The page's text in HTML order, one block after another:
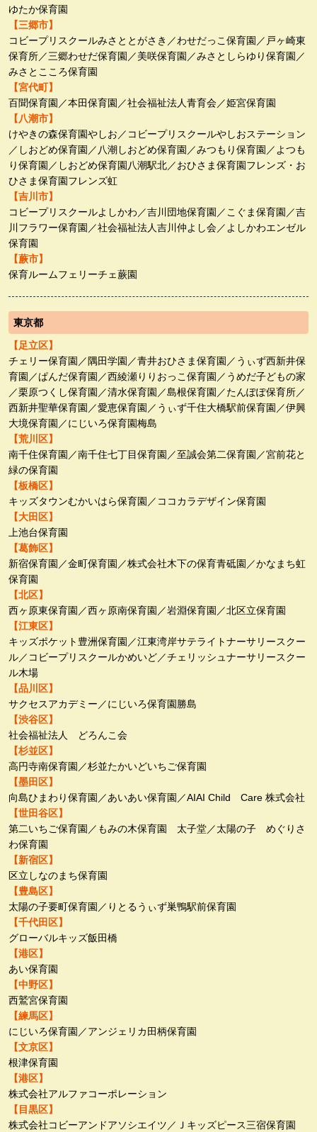
ゆたか保育園
【三郷市】
コビープリスクールみさととがさき／わせだっこ保育園／戸ヶ崎東
保育所／三郷わせだ保育園／美咲保育園／みさとしらゆり保育園／
みさとこころ保育園
【宮代町】
百聞保育園／本田保育園／社会福祉法人青育会／姫宮保育園
【八潮市】
けやきの森保育園やしお／コビープリスクールやしおステーション
／しおどめ保育園／八潮しおどめ保育園／みつもり保育園／よつも
り保育園／しおどめ保育園八潮駅北／おひさま保育園フレンズ・お
ひさま保育園フレンズ虹
【吉川市】
コビープリスクールよしかわ／吉川団地保育園／こぐま保育園／吉
川フラワー保育園／社会福祉法人吉川仲よし会／よしかわエンゼル
保育園
【蕨市】
保育ルームフェリーチェ蕨園
東京都
【足立区】
チェリー保育園／隅田学園／青井おひさま保育園／うぃず西新井保
育園／ぱんだ保育園／西綾瀬りりおっこ保育園／うめだ子どもの家
／栗原つくし保育園／清水保育園／島根保育園／たんぽぽ保育所／
西新井聖華保育園／愛恵保育園／うぃず千住大橋駅前保育園／伊興
大境保育園／にじいろ保育園梅島
【荒川区】
南千住保育園／南千住七丁目保育園／至誠会第二保育園／宮前花と
緑の保育園
【板橋区】
キッズタウンむかいはら保育園／ココカラデザイン保育園
【大田区】
上池台保育園
【葛飾区】
新宿保育園／金町保育園／株式会社木下の保育青砥園／かなまち虹
保育園
【北区】
西ヶ原東保育園／西ヶ原南保育園／岩淵保育園／北区立保育園
【江東区】
キッズポケット豊洲保育園／江東湾岸サテライトナーサリースクー
ル／コビープリスクールかめいど／チェリッシュナーサリースクー
ル木場
【品川区】
サクセスアカデミー／にじいろ保育園勝島
【渋谷区】
社会福祉法人 どろんこ会
【杉並区】
高円寺南保育園／杉並たかいどいちご保育園
【墨田区】
向島ひまわり保育園／あいあい保育園／AIAI Child Care 株式会社
【世田谷区】
第二いちご保育園／もみの木保育園 太子堂／太陽の子 めぐりさ
わ保育園
【新宿区】
区立しなのまち保育園
【豊島区】
太陽の子要町保育園／りとるうぃず巣鴨駅前保育園
【千代田区】
グローバルキッズ飯田橋
【港区】
あい保育園
【中野区】
西鷲宮保育園
【練馬区】
にじいろ保育園／アンジェリカ田柄保育園
【文京区】
根津保育園
【港区】
株式会社アルファコーポレーション
【目黒区】
株式会社コビーアンドアソシエイツ／Ｊキッズピース三宿保育園